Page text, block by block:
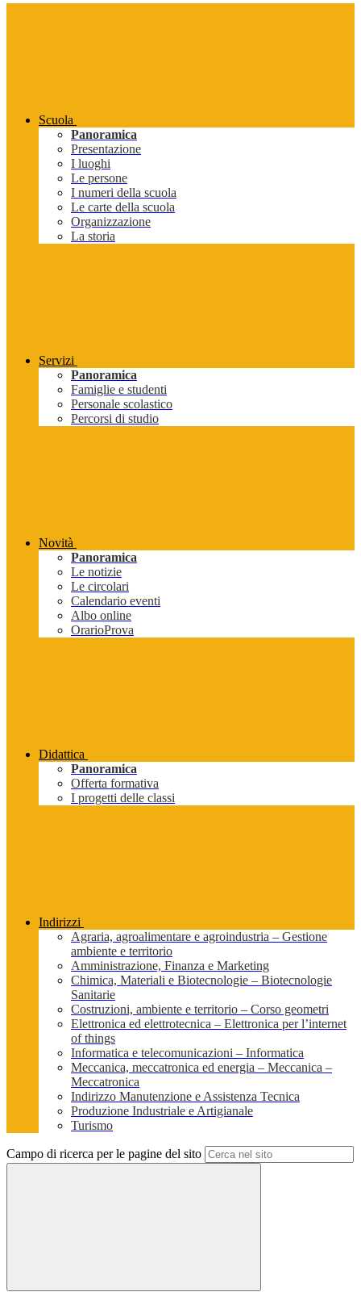
Scuola
Panoramica
Presentazione
I luoghi
Le persone
I numeri della scuola
Le carte della scuola
Organizzazione
La storia
Servizi
Panoramica
Famiglie e studenti
Personale scolastico
Percorsi di studio
Novità
Panoramica
Le notizie
Le circolari
Calendario eventi
Albo online
OrarioProva
Didattica
Panoramica
Offerta formativa
I progetti delle classi
Indirizzi
Agraria, agroalimentare e agroindustria – Gestione
ambiente e territorio
Amministrazione, Finanza e Marketing
Chimica, Materiali e Biotecnologie – Biotecnologie
Sanitarie
Costruzioni, ambiente e territorio – Corso geometri
Elettronica ed elettrotecnica – Elettronica per l’internet
of things
Informatica e telecomunicazioni – Informatica
Meccanica, meccatronica ed energia – Meccanica –
Meccatronica
Indirizzo Manutenzione e Assistenza Tecnica
Produzione Industriale e Artigianale
Turismo
Campo di ricerca per le pagine del sito